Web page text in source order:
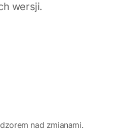
wersji.
nad zmianami.